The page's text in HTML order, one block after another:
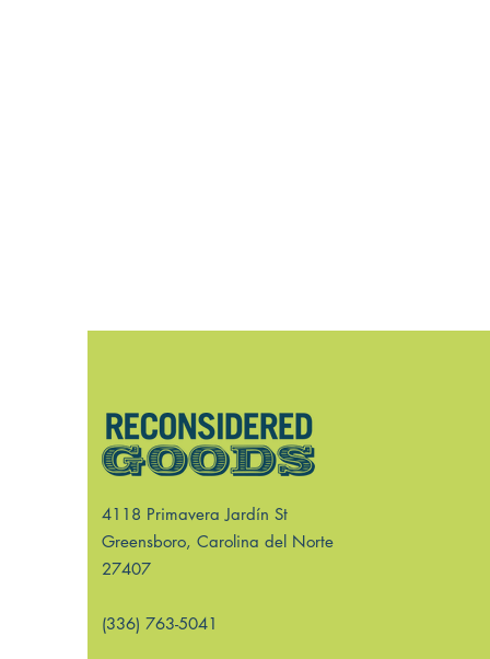
4118 Primavera Jardín St
Greensboro, Carolina del Norte
27407
(336) 763-5041